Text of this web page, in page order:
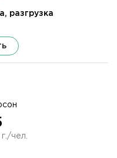
г./чел.
разгрузка